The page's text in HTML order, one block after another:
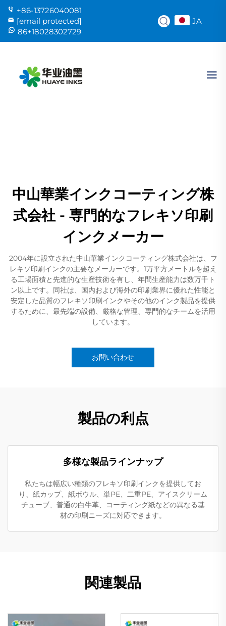
+86-13726040081
[email protected]
86+18028302729
JA
中山華業インクコーティング株
式会社 - 専門的なフレキソ印刷
インクメーカー
2004年に設立された中山華業インクコーティング株式会社は、フ
レキソ印刷インクの主要なメーカーです。1万平方メートルを超え
る工場面積と先進的な生産技術を有し、年間生産能力は数万千ト
ン以上です。同社は、国内および海外の印刷業界に優れた性能と
安定した品質のフレキソ印刷インクやその他のインク製品を提供
するために、最先端の設備、厳格な管理、専門的なチームを活用
しています。
お問い合わせ
製品の利点
多様な製品ラインナップ
私たちは幅広い種類のフレキソ印刷インクを提供してお
り、紙カップ、紙ボウル、単PE、二重PE、アイスクリーム
チューブ、普通の白牛革、コーティング紙などの異なる基
材の印刷ニーズに対応できます。
関連製品